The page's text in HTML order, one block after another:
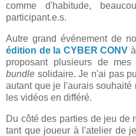
comme d'habitude,
participant.e.s.
Autre grand événement de
édition de la CYBER CONV
proposant plusieurs de
bundle solidaire. Je n'ai pas
autant que je l'aurais
les vidéos en différé.
Du côté des parties de jeu de
tant que joueur à l'atelier de